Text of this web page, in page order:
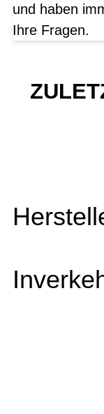
und haben
Ihre Fragen.